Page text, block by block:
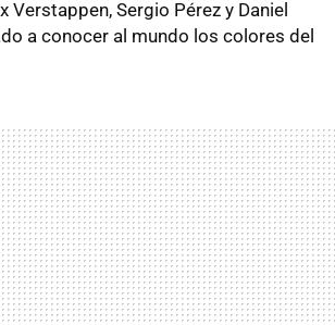
Verstappen, Sergio Pérez y Daniel
a conocer al mundo los colores del